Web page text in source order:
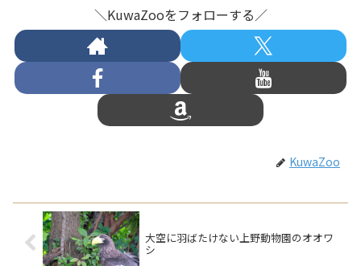
＼KuwaZooをフォローする／
KuwaZoo
大空に羽ばたけない上野動物園のオオワ
シ